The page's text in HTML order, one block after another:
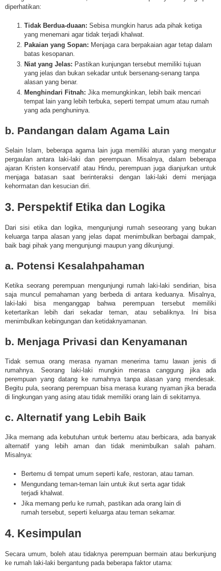
diperhatikan:
Tidak Berdua-duaan: Sebisa mungkin harus ada pihak ketiga
yang menemani agar tidak terjadi khalwat.
Pakaian yang Sopan: Menjaga cara berpakaian agar tetap dalam
batas kesopanan.
Niat yang Jelas: Pastikan kunjungan tersebut memiliki tujuan
yang jelas dan bukan sekadar untuk bersenang-senang tanpa
alasan yang benar.
Menghindari Fitnah: Jika memungkinkan, lebih baik mencari
tempat lain yang lebih terbuka, seperti tempat umum atau rumah
yang ada penghuninya.
b. Pandangan dalam Agama Lain
Selain Islam, beberapa agama lain juga memiliki aturan yang mengatur
pergaulan antara laki-laki dan perempuan. Misalnya, dalam beberapa
ajaran Kristen konservatif atau Hindu, perempuan juga dianjurkan untuk
menjaga batasan saat berinteraksi dengan laki-laki demi menjaga
kehormatan dan kesucian diri.
3. Perspektif Etika dan Logika
Dari sisi etika dan logika, mengunjungi rumah seseorang yang bukan
keluarga tanpa alasan yang jelas dapat menimbulkan berbagai dampak,
baik bagi pihak yang mengunjungi maupun yang dikunjungi.
a. Potensi Kesalahpahaman
Ketika seorang perempuan mengunjungi rumah laki-laki sendirian, bisa
saja muncul pemahaman yang berbeda di antara keduanya. Misalnya,
laki-laki bisa menganggap bahwa perempuan tersebut memiliki
ketertarikan lebih dari sekadar teman, atau sebaliknya. Ini bisa
menimbulkan kebingungan dan ketidaknyamanan.
b. Menjaga Privasi dan Kenyamanan
Tidak semua orang merasa nyaman menerima tamu lawan jenis di
rumahnya. Seorang laki-laki mungkin merasa canggung jika ada
perempuan yang datang ke rumahnya tanpa alasan yang mendesak.
Begitu pula, seorang perempuan bisa merasa kurang nyaman jika berada
di lingkungan yang asing atau tidak memiliki orang lain di sekitarnya.
c. Alternatif yang Lebih Baik
Jika memang ada kebutuhan untuk bertemu atau berbicara, ada banyak
alternatif yang lebih aman dan tidak menimbulkan salah paham.
Misalnya:
Bertemu di tempat umum seperti kafe, restoran, atau taman.
Mengundang teman-teman lain untuk ikut serta agar tidak
terjadi khalwat.
Jika memang perlu ke rumah, pastikan ada orang lain di
rumah tersebut, seperti keluarga atau teman sekamar.
4. Kesimpulan
Secara umum, boleh atau tidaknya perempuan bermain atau berkunjung
ke rumah laki-laki bergantung pada beberapa faktor utama: